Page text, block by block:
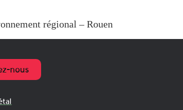
régional – Rouen
nous